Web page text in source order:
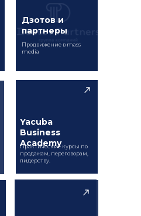
Yacuba
Business
Academy
Практические курсы по
продажам, переговорам,
лидерству.
Дзотов и
партнеры
Продвижение в mass
media